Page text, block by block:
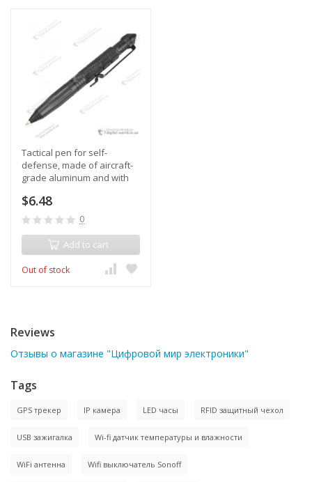
Tactical pen for self-
defense, made of aircraft-
grade aluminum and with
$6.48
0
Add to cart
Out of stock
Reviews
Отзывы о магазине "Цифровой мир электроники"
Tags
GPS трекер IP камера LED часы RFID защитный чехол
USB зажигалка Wi-fi датчик температуры и влажности
WiFi антенна Wifi выключатель Sonoff